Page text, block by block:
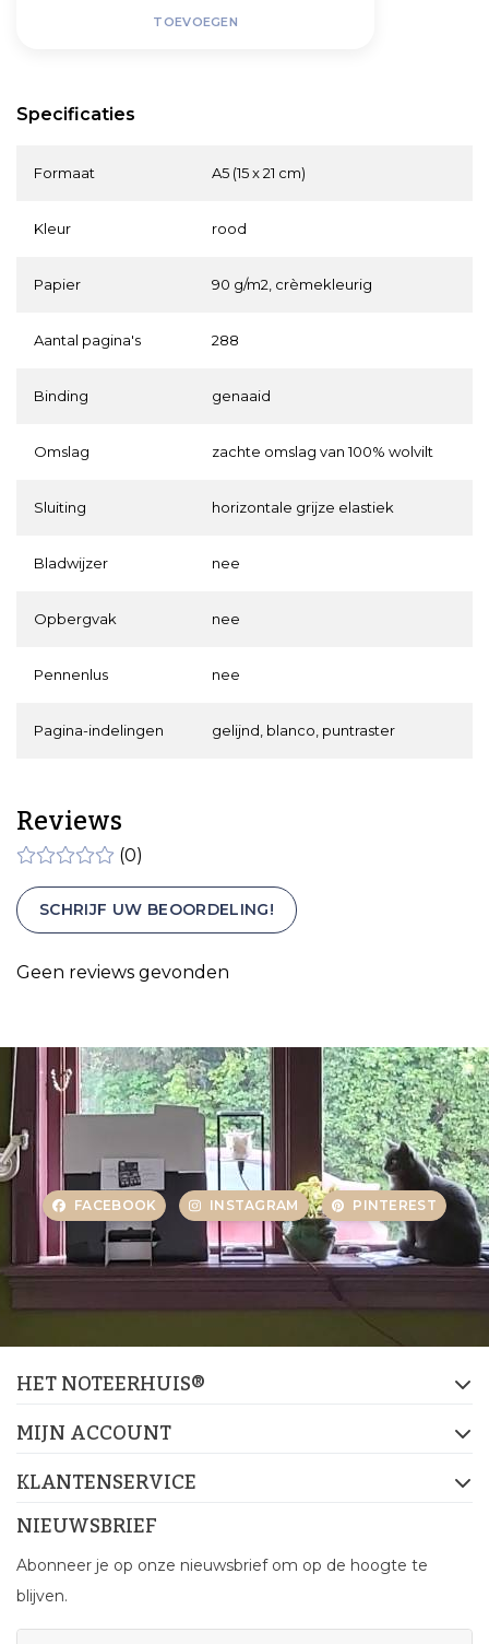
Specificaties
Formaat A5 (15 x 21 cm)
Kleur rood
Papier 90 g/m2, crèmekleurig
Aantal pagina's 288
Binding genaaid
Omslag zachte omslag van 100% wolvilt
Sluiting horizontale grijze elastiek
Bladwijzer nee
Opbergvak nee
Pennenlus nee
Pagina-indelingen gelijnd, blanco, puntraster
TOEVOEGEN
Reviews
(0)
SCHRIJF UW BEOORDELING!
Geen reviews gevonden
FACEBOOK INSTAGRAM PINTEREST
HET NOTEERHUIS®
MIJN ACCOUNT
KLANTENSERVICE
NIEUWSBRIEF
Abonneer je op onze nieuwsbrief om op de hoogte te
blijven.